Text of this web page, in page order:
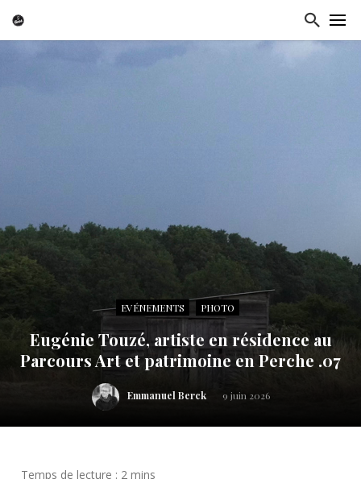
EVÉNEMENTS PHOTO
Eugénie Touzé, artiste en résidence au
Parcours Art et patrimoine en Perche .07
Emmanuel Berck 9 juin 2026